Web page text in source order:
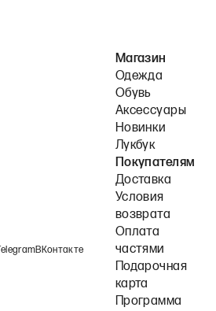
TelegramВКонтакте
Магазин
Одежда
Обувь
Аксессуары
Новинки
Лукбук
Покупателям
Доставка
Условия
возврата
Оплата
частями
Подарочная
карта
Программа